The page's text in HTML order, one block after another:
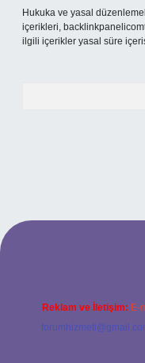
Hukuka ve yasal
içerikleri,
ilgili içerikler yasal süre
giriş
Reklam ve İletişim: E-